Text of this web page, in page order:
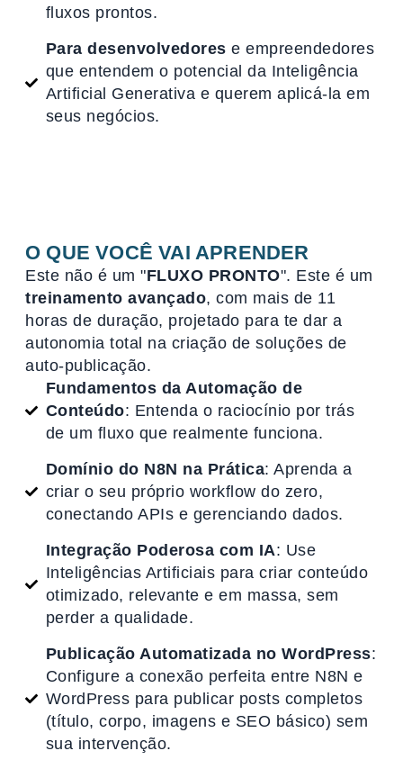
fluxos prontos.
Para desenvolvedores e empreendedores
que entendem o potencial da Inteligência
Artificial Generativa e querem aplicá-la em
seus negócios.
O QUE VOCÊ VAI APRENDER
Este não é um "FLUXO PRONTO". Este é um
treinamento avançado, com mais de 11
horas de duração, projetado para te dar a
autonomia total na criação de soluções de
auto-publicação.
Fundamentos da Automação de
Conteúdo: Entenda o raciocínio por trás
de um fluxo que realmente funciona.
Domínio do N8N na Prática: Aprenda a
criar o seu próprio workflow do zero,
conectando APIs e gerenciando dados.
Integração Poderosa com IA: Use
Inteligências Artificiais para criar conteúdo
otimizado, relevante e em massa, sem
perder a qualidade.
Publicação Automatizada no WordPress:
Configure a conexão perfeita entre N8N e
WordPress para publicar posts completos
(título, corpo, imagens e SEO básico) sem
sua intervenção.